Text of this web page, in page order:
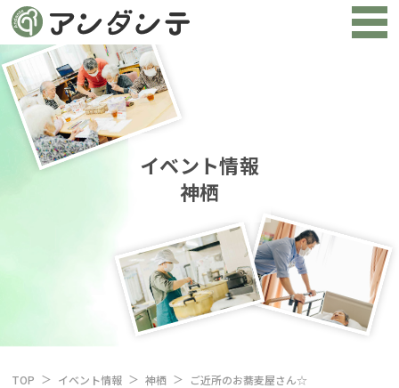
イベント情報
神栖
TOP イベント情報 神栖 ご近所のお蕎麦屋さん☆